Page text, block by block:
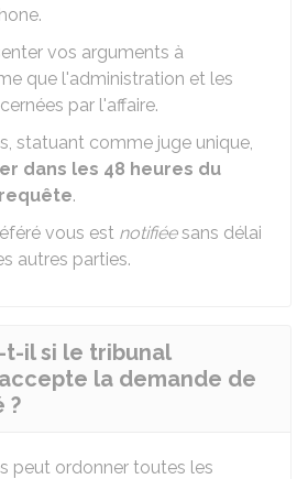
vos arguments à
que l'administration et les
par l'affaire.
statuant comme juge unique,
dans les 48 heures du
.
vous est notifiéesans délai
autres parties.
t-il si le tribunal
la demande de
?
peut ordonner toutes les